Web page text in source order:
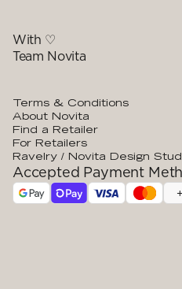
With ♡
Team Novita
Terms & Conditions
About Novita
Find a Retailer
For Retailers
Ravelry / Novita Design
Accepted Payment
+